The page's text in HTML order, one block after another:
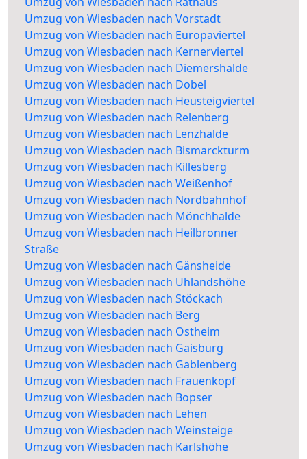
Umzug von Wiesbaden nach Vorstadt
Umzug von Wiesbaden nach Europaviertel
Umzug von Wiesbaden nach Kernerviertel
Umzug von Wiesbaden nach Diemershalde
Umzug von Wiesbaden nach Dobel
Umzug von Wiesbaden nach Heusteigviertel
Umzug von Wiesbaden nach Relenberg
Umzug von Wiesbaden nach Lenzhalde
Umzug von Wiesbaden nach Bismarckturm
Umzug von Wiesbaden nach Killesberg
Umzug von Wiesbaden nach Weißenhof
Umzug von Wiesbaden nach Nordbahnhof
Umzug von Wiesbaden nach Mönchhalde
Umzug von Wiesbaden nach Heilbronner
Straße
Umzug von Wiesbaden nach Gänsheide
Umzug von Wiesbaden nach Uhlandshöhe
Umzug von Wiesbaden nach Stöckach
Umzug von Wiesbaden nach Berg
Umzug von Wiesbaden nach Ostheim
Umzug von Wiesbaden nach Gaisburg
Umzug von Wiesbaden nach Gablenberg
Umzug von Wiesbaden nach Frauenkopf
Umzug von Wiesbaden nach Bopser
Umzug von Wiesbaden nach Lehen
Umzug von Wiesbaden nach Weinsteige
Umzug von Wiesbaden nach Karlshöhe